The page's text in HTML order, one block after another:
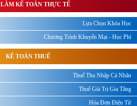
KẾ TOÁN THỰC TẾ
Lựa Chọn Khóa Học
Chương Trình Khuyến Mại - Học Phí
KẾ TOÁN THUẾ
Thuế Thu Nhập Cá Nhân
Thuế Giá Trị Gia Tăng
Hóa Đơn Điện Tử